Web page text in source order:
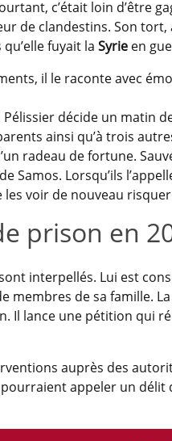
c’était loin d’être
de clandestins. Son
fuyait la Syrie en
il le raconte avec
Pélissier décide un matin
ainsi qu’à trois
radeau de fortune.
Samos. Lorsqu’ils
voir de nouveau
prison en
interpellés. Lui est
membres de sa famille.
Il lance une pétition qui
auprès des
appeler un délit